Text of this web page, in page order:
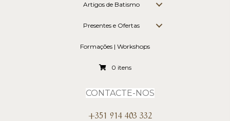
Artigos de Batismo
Presentes e Ofertas
Formações | Workshops
0 itens
CONTACTE-NOS
+351 914 403 332